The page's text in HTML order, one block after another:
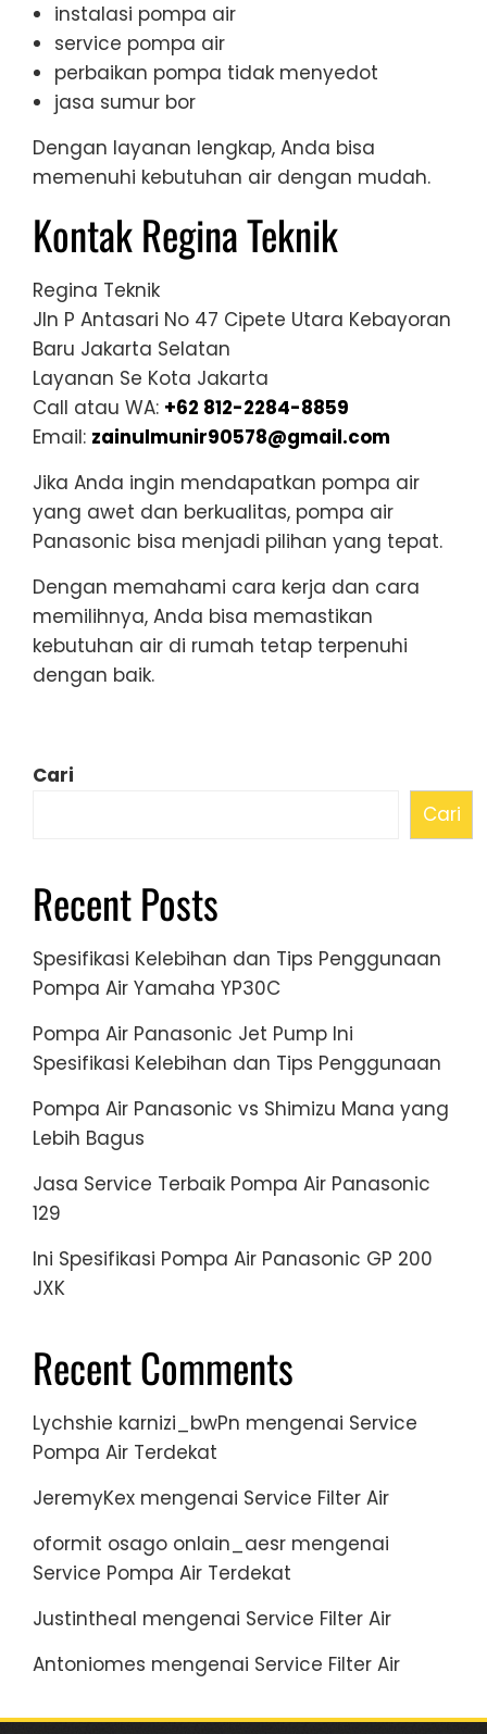
instalasi pompa air
service pompa air
perbaikan pompa tidak menyedot
jasa sumur bor
Dengan layanan lengkap, Anda bisa
memenuhi kebutuhan air dengan mudah.
Kontak Regina Teknik
Regina Teknik
Jln P Antasari No 47 Cipete Utara Kebayoran
Baru Jakarta Selatan
Layanan Se Kota Jakarta
Call atau WA: +62 812-2284-8859
Email: zainulmunir90578@gmail.com
Jika Anda ingin mendapatkan pompa air
yang awet dan berkualitas, pompa air
Panasonic bisa menjadi pilihan yang tepat.
Dengan memahami cara kerja dan cara
memilihnya, Anda bisa memastikan
kebutuhan air di rumah tetap terpenuhi
dengan baik.
Cari
Cari
Recent Posts
Spesifikasi Kelebihan dan Tips Penggunaan
Pompa Air Yamaha YP30C
Pompa Air Panasonic Jet Pump Ini
Spesifikasi Kelebihan dan Tips Penggunaan
Pompa Air Panasonic vs Shimizu Mana yang
Lebih Bagus
Jasa Service Terbaik Pompa Air Panasonic
129
Ini Spesifikasi Pompa Air Panasonic GP 200
JXK
Recent Comments
Lychshie karnizi_bwPn mengenai Service
Pompa Air Terdekat
JeremyKex mengenai Service Filter Air
oformit osago onlain_aesr mengenai
Service Pompa Air Terdekat
Justintheal mengenai Service Filter Air
Antoniomes mengenai Service Filter Air